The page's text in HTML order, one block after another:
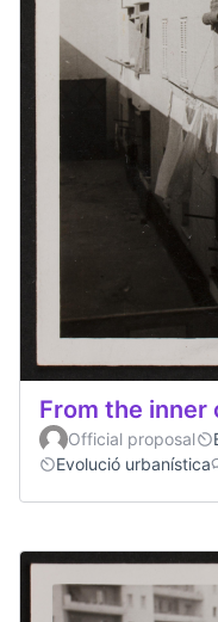
From the
Official proposal
Evolució urbanística